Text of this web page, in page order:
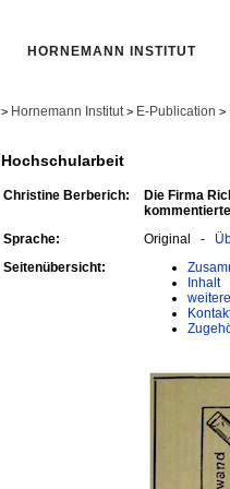
HORNEMANN INSTITUT
> Hornemann Institut > E-Publication >
Hochschularbeit
Christine Berberich:
Die Firma
Sprache: Original -
Seitenübersicht:
Inhalt